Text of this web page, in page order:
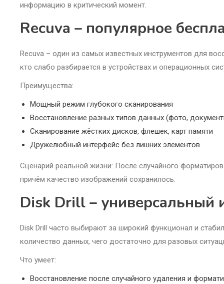
информацию в критический момент.
Recuva – популярное
Recuva – один из самых известных инструментов для
кто слабо разбирается в устройствах и операционных
Преимущества:
Мощный режим глубокого сканирования
Восстановление разных типов данных (фото,
Сканирование жёстких дисков, флешек, карт памяти
Дружелюбный интерфейс без лишних элементов
Сценарий реальной жизни: После случайного
причём качество изображений сохранилось.
Disk Drill – универсальный
Disk Drill часто выбирают за широкий функционал и
количество данных, чего достаточно для разовых
Что умеет:
Восстановление после случайного удаления и